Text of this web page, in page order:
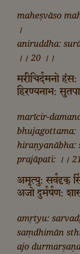
maheṣvāso
।
aniruddha:
।। 20 ।।
मरीचिर्दमनो
हिरण्यनाभ:
marīcir-
bhujagottama:
hiraṇyanābha:
prajāpati: ।।
अमृत्यु: सर्वदृक्‌
अजो दुर्मर्षण:
amṛtyu:
saṃdhimān
ajo